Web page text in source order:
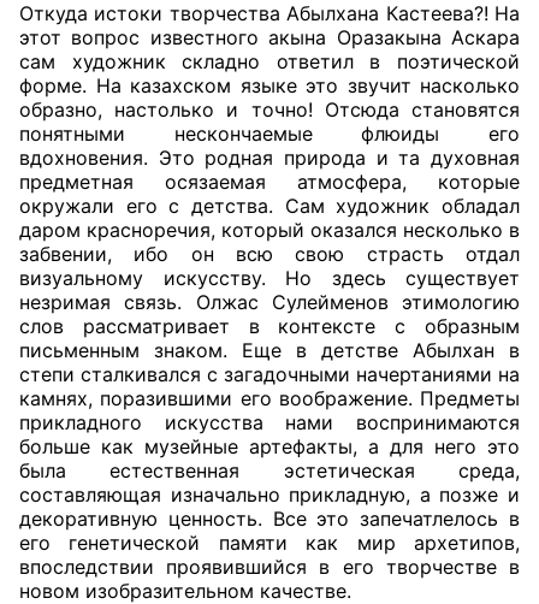
Откуда истоки творчества Абылхана Кастеева?! На
этот вопрос известного акына Оразакына Аскара
сам художник складно ответил в поэтической
форме. На казахском языке это звучит насколько
образно, настолько и точно! Отсюда становятся
понятными нескончаемые флюиды его
вдохновения. Это родная природа и та духовная
предметная осязаемая атмосфера, которые
окружали его с детства. Сам художник обладал
даром красноречия, который оказался несколько в
забвении, ибо он всю свою страсть отдал
визуальному искусству. Но здесь существует
незримая связь. Олжас Сулейменов этимологию
слов рассматривает в контексте с образным
письменным знаком. Еще в детстве Абылхан в
степи сталкивался с загадочными начертаниями на
камнях, поразившими его воображение. Предметы
прикладного искусства нами воспринимаются
больше как музейные артефакты, а для него это
была естественная эстетическая среда,
составляющая изначально прикладную, а позже и
декоративную ценность. Все это запечатлелось в
его генетической памяти как мир архетипов,
впоследствии проявившийся в его творчестве в
новом изобразительном качестве.